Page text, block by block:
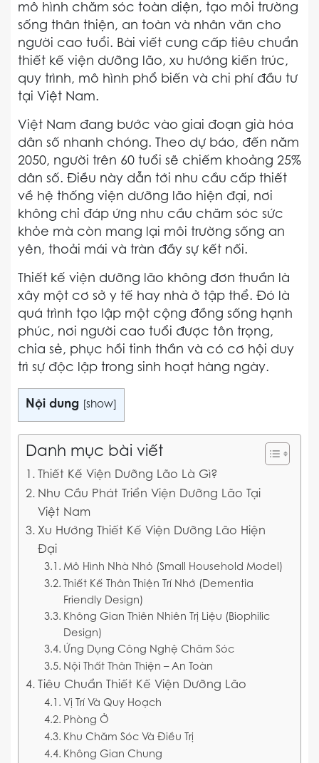
mô hình chăm sóc toàn diện, tạo môi trường
sống thân thiện, an toàn và nhân văn cho
người cao tuổi. Bài viết cung cấp tiêu chuẩn
thiết kế viện dưỡng lão, xu hướng kiến trúc,
quy trình, mô hình phổ biến và chi phí đầu tư
tại Việt Nam.
Việt Nam đang bước vào giai đoạn già hóa
dân số nhanh chóng. Theo dự báo, đến năm
2050, người trên 60 tuổi sẽ chiếm khoảng 25%
dân số. Điều này dẫn tới nhu cầu cấp thiết
về hệ thống viện dưỡng lão hiện đại, nơi
không chỉ đáp ứng nhu cầu chăm sóc sức
khỏe mà còn mang lại môi trường sống an
yên, thoải mái và tràn đầy sự kết nối.
Thiết kế viện dưỡng lão không đơn thuần là
xây một cơ sở y tế hay nhà ở tập thể. Đó là
quá trình tạo lập một cộng đồng sống hạnh
phúc, nơi người cao tuổi được tôn trọng,
chia sẻ, phục hồi tinh thần và có cơ hội duy
trì sự độc lập trong sinh hoạt hàng ngày.
Nội dung show
Danh mục bài viết
Thiết Kế Viện Dưỡng Lão Là Gì?
Nhu Cầu Phát Triển Viện Dưỡng Lão Tại
Việt Nam
Xu Hướng Thiết Kế Viện Dưỡng Lão Hiện
Đại
Mô Hình Nhà Nhỏ (Small Household Model)
Thiết Kế Thân Thiện Trí Nhớ (Dementia
Friendly Design)
Không Gian Thiên Nhiên Trị Liệu (Biophilic
Design)
Ứng Dụng Công Nghệ Chăm Sóc
Nội Thất Thân Thiện – An Toàn
Tiêu Chuẩn Thiết Kế Viện Dưỡng Lão
Vị Trí Và Quy Hoạch
Phòng Ở
Khu Chăm Sóc Và Điều Trị
Không Gian Chung